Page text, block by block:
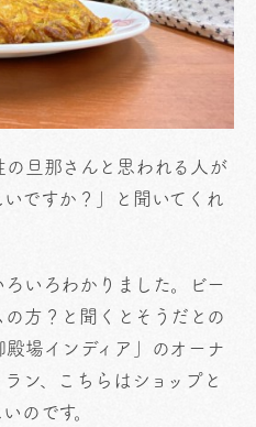
の旦那さんと思われる人が
ですか？」と聞いてくれ
いろわかりました。ビー
方？と聞くとそうだとの
場インディア」のオーナ
ン、こちらはショップと
のです。